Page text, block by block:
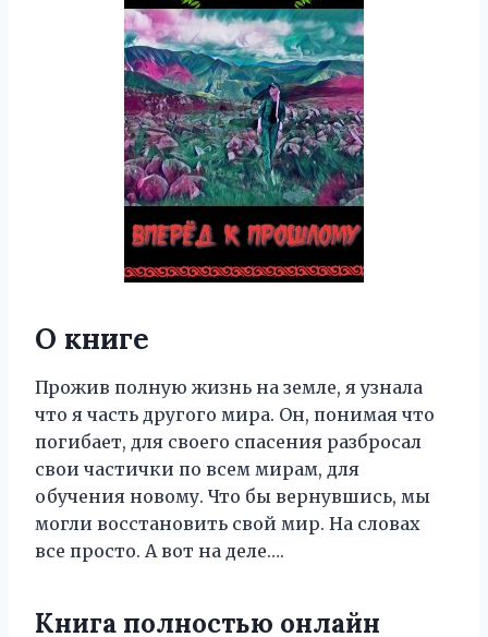
О книге
Прожив полную жизнь на земле, я узнала
что я часть другого мира. Он, понимая что
погибает, для своего спасения разбросал
свои частички по всем мирам, для
обучения новому. Что бы вернувшись, мы
могли восстановить свой мир. На словах
все просто. А вот на деле….
Книга полностью онлайн